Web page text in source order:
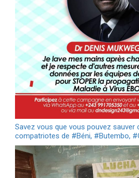
Savez vous que vous pouvez sauver
compatriotes de #Béni, #Butembo,